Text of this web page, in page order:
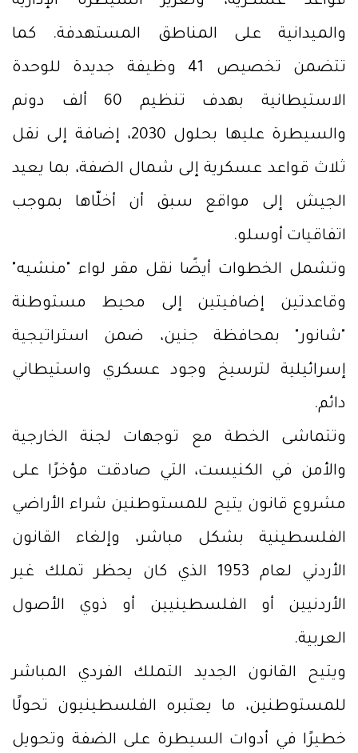
والميدانية على المناطق المستهدفة. كما
تتضمن تخصيص 41 وظيفة جديدة للوحدة
الاستيطانية بهدف تنظيم 60 ألف دونم
والسيطرة عليها بحلول 2030، إضافة إلى نقل
ثلاث قواعد عسكرية إلى شمال الضفة، بما يعيد
الجيش إلى مواقع سبق أن أخلّاها بموجب
اتفاقيات أوسلو.
وتشمل الخطوات أيضًا نقل مقر لواء "منشيه"
وقاعدتين إضافيتين إلى محيط مستوطنة
"شانور" بمحافظة جنين، ضمن استراتيجية
إسرائيلية لترسيخ وجود عسكري واستيطاني
دائم.
وتتماشى الخطة مع توجهات لجنة الخارجية
والأمن في الكنيست، التي صادقت مؤخرًا على
مشروع قانون يتيح للمستوطنين شراء الأراضي
الفلسطينية بشكل مباشر، وإلغاء القانون
الأردني لعام 1953 الذي كان يحظر تملك غير
الأردنيين أو الفلسطينيين أو ذوي الأصول
العربية.
ويتيح القانون الجديد التملك الفردي المباشر
للمستوطنين، ما يعتبره الفلسطينيون تحولًا
خطيرًا في أدوات السيطرة على الضفة وتحويل